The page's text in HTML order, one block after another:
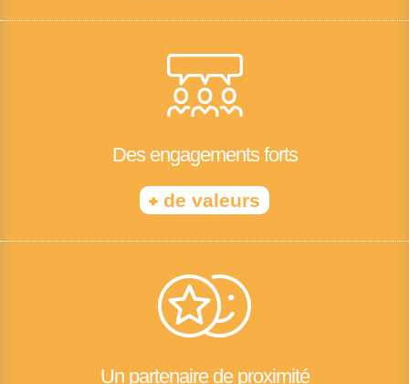
Des engagements forts
+ de valeurs
Un partenaire de proximité